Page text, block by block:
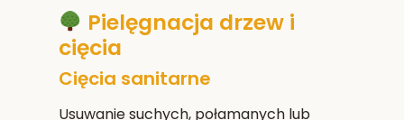
Pielęgnacja drzew i
cięcia
Cięcia sanitarne
Usuwanie suchych, połamanych lub